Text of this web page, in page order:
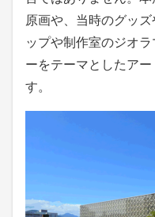
原画や、当時のグッ
ップや制作室のジオ
ーをテーマとしたア
す。